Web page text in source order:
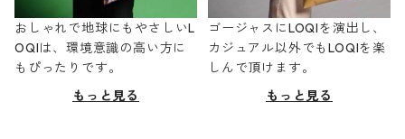
おしゃれで地球にもやさしいL
OQIは、環境意識の高い方に
もぴったりです。
もっと見る
ゴージャスにLOQIを演出し、
カジュアル以外でもLOQIを楽
しんで頂けます。
もっと見る